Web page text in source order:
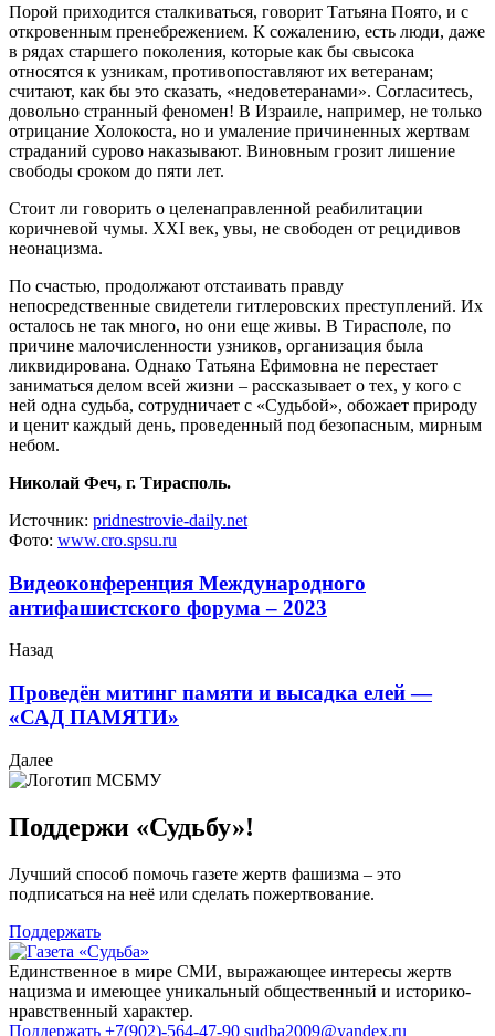
Порой приходится сталкиваться, говорит Татьяна Поято, и с
откровенным пренебрежением. К сожалению, есть люди, даже
в рядах старшего поколения, которые как бы свысока
относятся к узникам, противопоставляют их ветеранам;
считают, как бы это сказать, «недоветеранами». Согласитесь,
довольно странный феномен! В Израиле, например, не только
отрицание Холокоста, но и умаление причиненных жертвам
страданий сурово наказывают. Виновным грозит лишение
свободы сроком до пяти лет.
Стоит ли говорить о целенаправленной реабилитации
коричневой чумы. ХХI век, увы, не свободен от рецидивов
неонацизма.
По счастью, продолжают отстаивать правду
непосредственные свидетели гитлеровских преступлений. Их
осталось не так много, но они еще живы. В Тирасполе, по
причине малочисленности узников, организация была
ликвидирована. Однако Татьяна Ефимовна не перестает
заниматься делом всей жизни – рассказывает о тех, у кого с
ней одна судьба, сотрудничает с «Судьбой», обожает природу
и ценит каждый день, проведенный под безопасным, мирным
небом.
Николай Феч, г. Тирасполь.
Источник: pridnestrovie-daily.net
Фото: www.cro.spsu.ru
Видеоконференция Международного
антифашистского форума – 2023
Назад
Проведён митинг памяти и высадка елей —
«САД ПАМЯТИ»
Далее
Поддержи «Судьбу»!
Лучший способ помочь газете жертв фашизма – это
подписаться на неё или сделать пожертвование.
Поддержать
Единственное в мире СМИ, выражающее интересы жертв
нацизма и имеющее уникальный общественный и историко-
нравственный характер.
Поддержать +7(902)-564-47-90 sudba2009@yandex.ru